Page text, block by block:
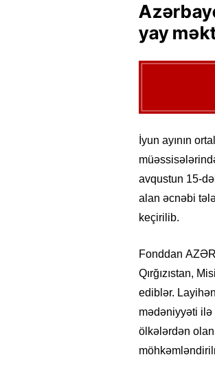
yay
İyun ayının
avqustun 15-
alan əcnəbi
keçirilib.
Fonddan
Qırğızıstan,
ediblər.
mədəniyyəti ilə
ölkələrdən olan